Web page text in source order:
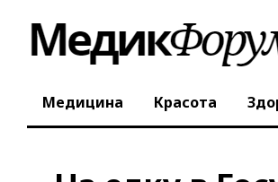
Медицина Красота